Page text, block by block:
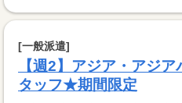
[一般派遣]
【週2】アジア・アジ
タッフ★期間限定